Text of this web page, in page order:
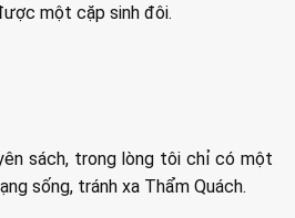
một cặp sinh đôi.
sách, trong lòng tôi chỉ có một
sống, tránh xa Thẩm Quách.